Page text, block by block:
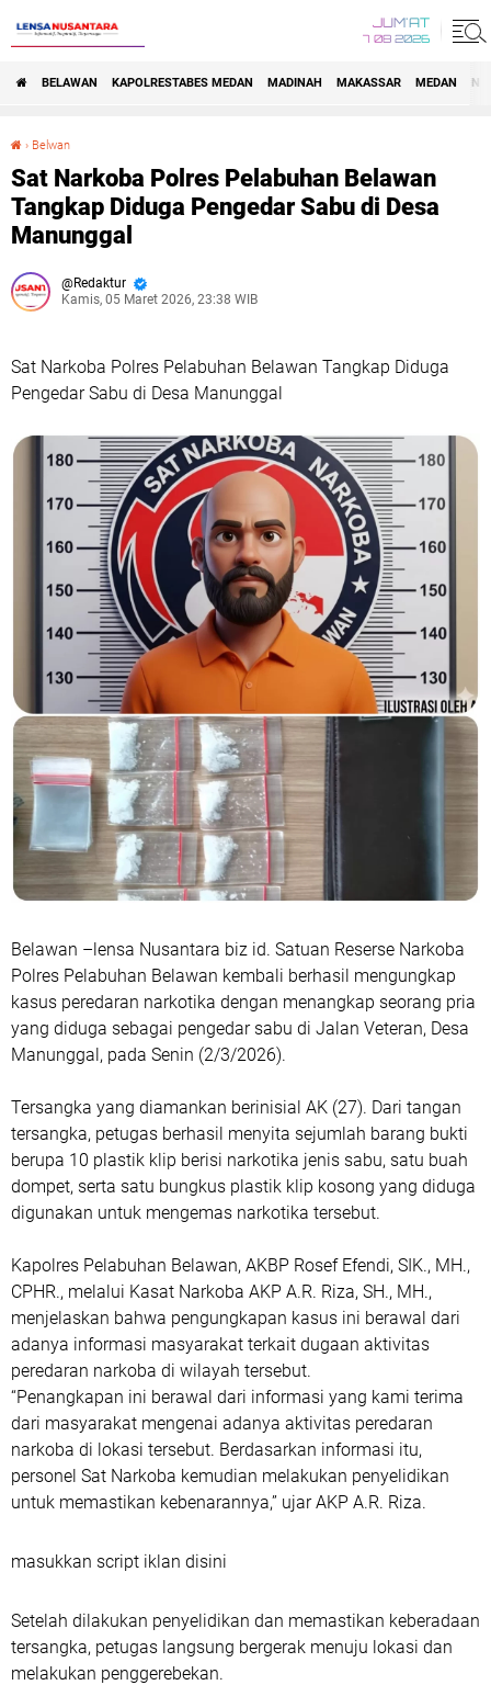
JUM'AT
7 08 2026
BELAWAN KAPOLRESTABES MEDAN MADINAH MAKASSAR MEDAN
› Belwan
Sat Narkoba Polres Pelabuhan Belawan
Tangkap Diduga Pengedar Sabu di Desa
Manunggal
Redaktur
Kamis, 05 Maret 2026, 23:38 WIB
Sat Narkoba Polres Pelabuhan Belawan Tangkap Diduga
Pengedar Sabu di Desa Manunggal
Belawan –lensa Nusantara biz id. Satuan Reserse Narkoba
Polres Pelabuhan Belawan kembali berhasil mengungkap
kasus peredaran narkotika dengan menangkap seorang pria
yang diduga sebagai pengedar sabu di Jalan Veteran, Desa
Manunggal, pada Senin (2/3/2026).
Tersangka yang diamankan berinisial AK (27). Dari tangan
tersangka, petugas berhasil menyita sejumlah barang bukti
berupa 10 plastik klip berisi narkotika jenis sabu, satu buah
dompet, serta satu bungkus plastik klip kosong yang diduga
digunakan untuk mengemas narkotika tersebut.
Kapolres Pelabuhan Belawan, AKBP Rosef Efendi, SIK., MH.,
CPHR., melalui Kasat Narkoba AKP A.R. Riza, SH., MH.,
menjelaskan bahwa pengungkapan kasus ini berawal dari
adanya informasi masyarakat terkait dugaan aktivitas
peredaran narkoba di wilayah tersebut.
“Penangkapan ini berawal dari informasi yang kami terima
dari masyarakat mengenai adanya aktivitas peredaran
narkoba di lokasi tersebut. Berdasarkan informasi itu,
personel Sat Narkoba kemudian melakukan penyelidikan
untuk memastikan kebenarannya,” ujar AKP A.R. Riza.
masukkan script iklan disini
Setelah dilakukan penyelidikan dan memastikan keberadaan
tersangka, petugas langsung bergerak menuju lokasi dan
melakukan penggerebekan.